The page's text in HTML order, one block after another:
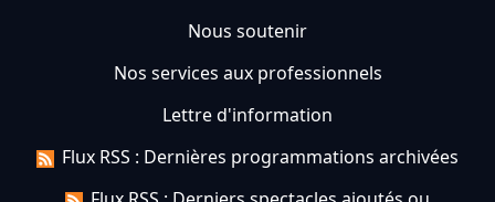
Nous soutenir
Nos services aux professionnels
Lettre d'information
Flux RSS : Dernières programmations archivées